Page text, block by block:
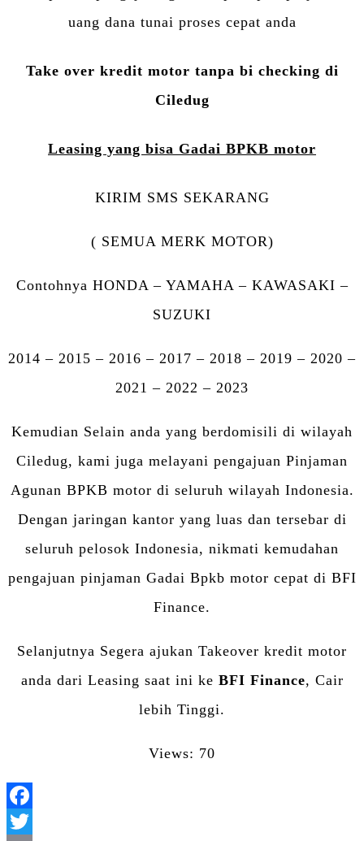
uang dana tunai proses cepat anda
Take over kredit motor tanpa bi checking di
Ciledug
Leasing yang bisa Gadai BPKB motor
KIRIM SMS SEKARANG
( SEMUA MERK MOTOR)
Contohnya HONDA – YAMAHA – KAWASAKI –
SUZUKI
2014 – 2015 – 2016 – 2017 – 2018 – 2019 – 2020 –
2021 – 2022 – 2023
Kemudian Selain anda yang berdomisili di wilayah
Ciledug, kami juga melayani pengajuan Pinjaman
Agunan BPKB motor di seluruh wilayah Indonesia.
Dengan jaringan kantor yang luas dan tersebar di
seluruh pelosok Indonesia, nikmati kemudahan
pengajuan pinjaman Gadai Bpkb motor cepat di BFI
Finance.
Selanjutnya Segera ajukan Takeover kredit motor
anda dari Leasing saat ini ke BFI Finance, Cair
lebih Tinggi.
Views: 70